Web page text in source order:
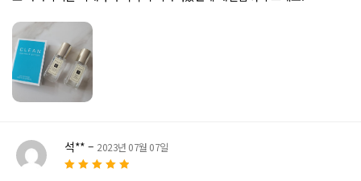
석** – 2023년 07월 07일